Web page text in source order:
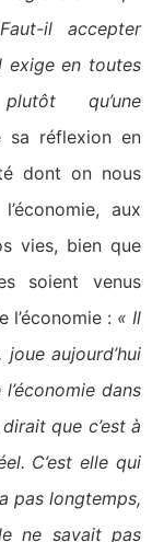
il accepter
exige en toutes
qu’une
sa réflexion en
dont on nous
aux
vies, bien que
soient venus
l’économie : « Il
aujourd’hui
dans
que c’est à
C’est elle qui
pas longtemps,
ne savait pas